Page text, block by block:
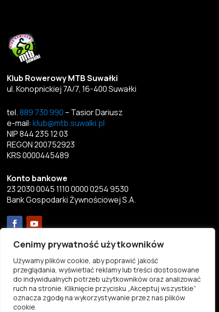
Cenimy prywatność użytkowników
Używamy plików cookie, aby poprawić jakość
przeglądania, wyświetlać reklamy lub treści dostosowane
do indywidualnych potrzeb użytkowników oraz analizować
ruch na stronie. Kliknięcie przycisku „Akceptuj wszystkie”
oznacza zgodę na wykorzystywanie przez nas plików
cookie.
Klub Rowerowy MTB Suwałki
ul. Konopnickiej 7A/7, 16-400 Suwałki
tel.889 730 990 – Tasior Dariusz
e-mail: klub@mtb.suwalki.pl
NIP 844 235 12 03
REGON 200752923
KRS 0000445489
Konto bankowe
23 2030 0045 1110 0000 0254 9530
Bank Gospodarki Żywnościowej S.A.
Menu
Aktualności
Przekaż 1%
Statut
Pliki do pobrania